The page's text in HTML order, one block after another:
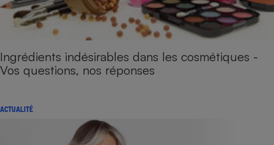
Ingrédients indésirables dans les cosmétiques -
Vos questions, nos réponses
ACTUALITÉ